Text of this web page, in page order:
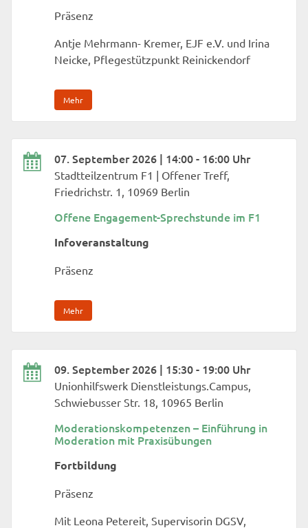
Präsenz
Antje Mehrmann- Kremer, EJF e.V. und Irina
Neicke, Pflegestützpunkt Reinickendorf
Mehr
07. September 2026 | 14:00 - 16:00 Uhr
Stadtteilzentrum F1 | Offener Treff,
Friedrichstr. 1, 10969 Berlin
Offene Engagement-Sprechstunde im F1
Infoveranstaltung
Präsenz
Mehr
09. September 2026 | 15:30 - 19:00 Uhr
Unionhilfswerk Dienstleistungs.Campus,
Schwiebusser Str. 18, 10965 Berlin
Moderationskompetenzen – Einführung in
Moderation mit Praxisübungen
Fortbildung
Präsenz
Mit Leona Petereit, Supervisorin DGSV,